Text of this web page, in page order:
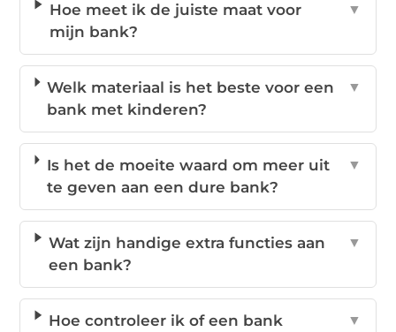
Hoe meet ik de juiste maat voor
mijn bank?
▼
Welk materiaal is het beste voor een
bank met kinderen?
▼
Is het de moeite waard om meer uit
te geven aan een dure bank?
▼
Wat zijn handige extra functies aan
een bank?
▼
Hoe controleer ik of een bank
▼